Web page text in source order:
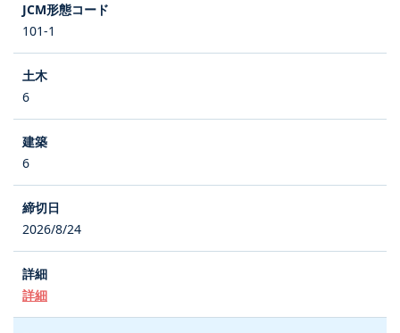
101-1
6
6
2026/8/24
詳細